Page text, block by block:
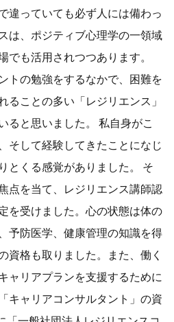
違っていても必ず人には備わっ
は、ポジティブ心理学の一領域
でも活用されつつあります。
トの勉強をするなかで、困難を
ることの多い「レジリエンス」
ると思いました。 私自身がこ
そして経験してきたことになじ
とくる感覚がありました。 そ
点を当て、レジリエンス講師認
を受けました。心の状態は体の
予防医学、健康管理の知識を得
資格も取りました。また、働く
ャリアプランを支援するために
キャリアコンサルタント」の資